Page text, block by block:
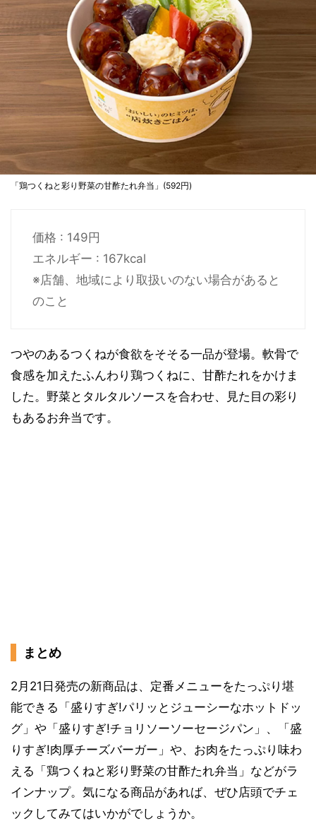
「鶏つくねと彩り野菜の甘酢たれ弁当」(592円)
価格 : 149円
エネルギー : 167kcal
※店舗、地域により取扱いのない場合があると
のこと
つやのあるつくねが食欲をそそる一品が登場。軟骨で
食感を加えたふんわり鶏つくねに、甘酢たれをかけま
した。野菜とタルタルソースを合わせ、見た目の彩り
もあるお弁当です。
まとめ
2月21日発売の新商品は、定番メニューをたっぷり堪
能できる「盛りすぎ!パリッとジューシーなホットドッ
グ」や「盛りすぎ!チョリソーソーセージパン」、「盛
りすぎ!肉厚チーズバーガー」や、お肉をたっぷり味わ
える「鶏つくねと彩り野菜の甘酢たれ弁当」などがラ
インナップ。気になる商品があれば、ぜひ店頭でチェ
ックしてみてはいかがでしょうか。